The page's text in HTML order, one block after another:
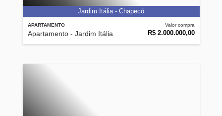
APARTAMENTO
Apartamento - Jardim Itália
Valor compra
R$ 2.000.000,00
Jardim Itália - Chapecó